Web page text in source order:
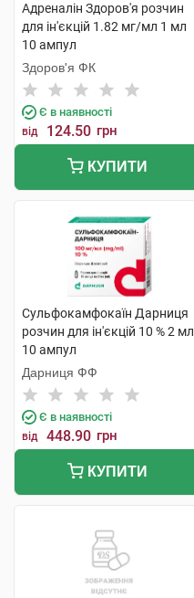
Адреналін Здоров'я розчин
для ін'єкцій 1.82 мг/мл 1 мл
10 ампул
Здоров'я ФК
Є в наявності
від 124.50 грн
КУПИТИ
Сульфокамфокаїн Дарниця
розчин для ін'єкцій 10 % 2 мл
10 ампул
Дарниця ФФ
Є в наявності
від 448.90 грн
КУПИТИ